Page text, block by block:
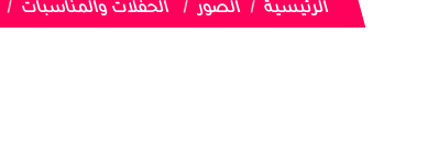
الرئيسية الصور الحفلات والمناسبات